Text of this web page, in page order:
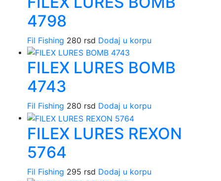
4798
Fil Fishing 280 rsd Dodaj u korpu
FILEX LURES BOMB
4743
Fil Fishing 280 rsd Dodaj u korpu
FILEX LURES REXON
5764
Fil Fishing 295 rsd Dodaj u korpu